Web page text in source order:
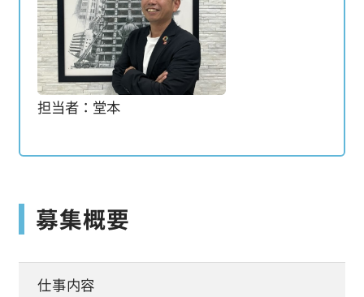
担当者：堂本
募集概要
仕事内容